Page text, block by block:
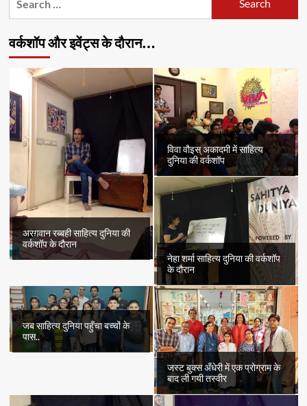
वर्कशॉप और इवेंट्स के दौरान…
अरग़वान रब्बही साहित्य दुनिया की
वर्कशॉप के दौरान
विवा वौइस् अकादमी में साहित्य
दुनिया की वर्कशॉप
नेहा शर्मा साहित्य दुनिया की वर्कशॉप
के दौरान
जब साहित्य दुनिया पहुँचा बच्चों के
पास..
जस्ट बुक्स अँधेरी में एक प्रोग्राम के
बाद ली गयी तस्वीर